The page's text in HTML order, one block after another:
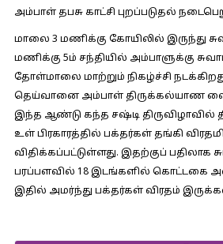
அம்பாள் தபசு காட்சி புறப்படுதல்
மாலை 3 மணிக்கு கோயிலில் இருந்து
மணிக்கு 5ம் சந்தியில் அம்பாளுக்கு
தோள்மாலை மாற்றும் நிகழ்ச்சி
தெய்வானை அம்பாள் திருக்கல்யாண
இந்த ஆண்டு கந்த சஷ்டி திருவிழாவில்
உள் பிரகாரத்தில் பக்தர்கள் தங்கி
விதிக்கப்பட்டுள்ளது. இதற்குப் பதிலாக
பரப்பளவில் 18 இடங்களில் கொட்டகை
இதில் அமர்ந்து பக்தர்கள் விரதம்